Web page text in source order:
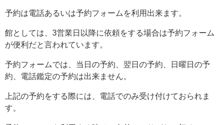
予約は電話あるいは予約フォームを利用出来ます。
館としては、3営業日以降に依頼をする場合は予約フォーム
が便利だと言われています。
予約フォームでは、当日の予約、翌日の予約、日曜日の予
約、電話鑑定の予約は出来ません。
上記の予約をする際には、電話でのみ受け付けておられま
す。